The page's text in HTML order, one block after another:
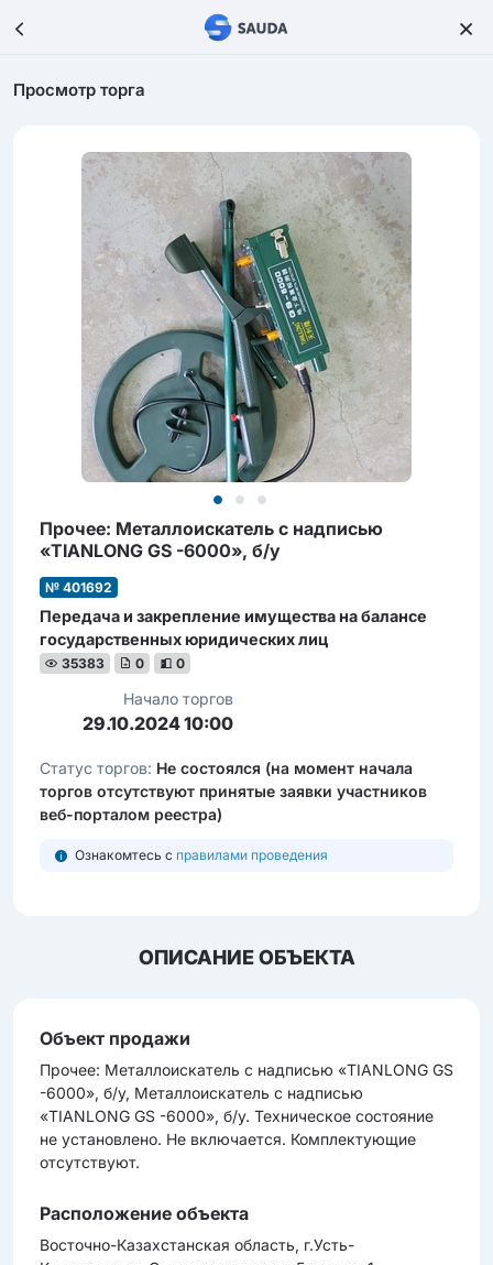
Просмотр торга
Прочее: Металлоискатель с надписью
«TIANLONG GS -6000», б/у
№ 401692
Передача и закрепление имущества на балансе
государственных юридических лиц
35383 0 0
Начало торгов
29.10.2024 10:00
Статус торгов: Не состоялся (на момент начала
торгов отсутствуют принятые заявки участников
веб-порталом реестра)
Ознакомтесь с правилами проведения
ОПИСАНИЕ ОБЪЕКТА
Объект продажи
Прочее: Металлоискатель с надписью «TIANLONG GS
-6000», б/у, Металлоискатель с надписью
«TIANLONG GS -6000», б/у. Техническое состояние
не установлено. Не включается. Комплектующие
отсутствуют.
Расположение объекта
Восточно-Казахстанская область, г.Усть-